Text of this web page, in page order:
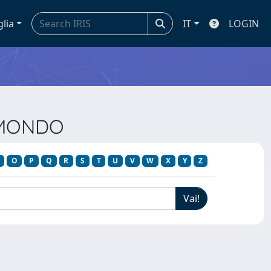
IT LOGIN
O P Q R S T U V W X Y Z